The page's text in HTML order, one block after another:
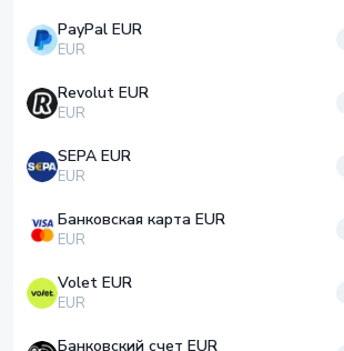
PayPal EUR
EUR
Revolut EUR
EUR
SEPA EUR
EUR
Банковская карта EUR
EUR
Volet EUR
EUR
Банковский счет EUR